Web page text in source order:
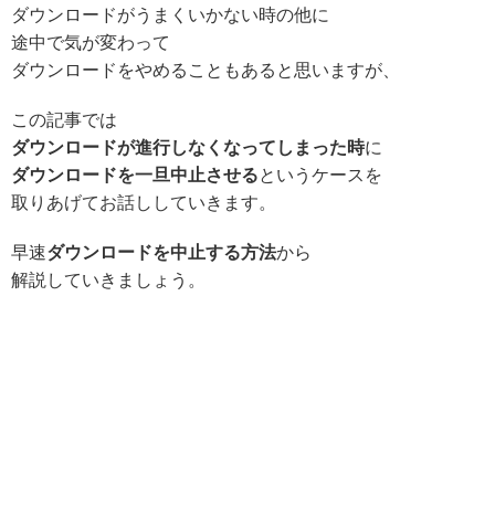
ダウンロードがうまくいかない時の他に
途中で気が変わって
ダウンロードをやめることもあると思いますが、
この記事では
ダウンロードが進行しなくなってしまった時に
ダウンロードを一旦中止させるというケースを
取りあげてお話ししていきます。
早速ダウンロードを中止する方法から
解説していきましょう。